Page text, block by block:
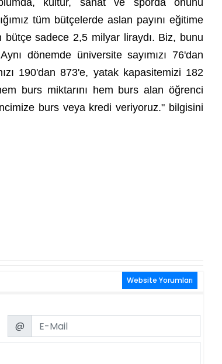
kültür, sanat ve sporda önünü
tüm bütçelerde aslan payını eğitime
sadece 2,5 milyar liraydı. Biz, bunu
dönemde üniversite sayımızı 76'dan
190'dan 873'e, yatak kapasitemizi 182
burs miktarını hem burs alan öğrenci
burs veya kredi veriyoruz." bilgisini
Website Yorumları
Email
@